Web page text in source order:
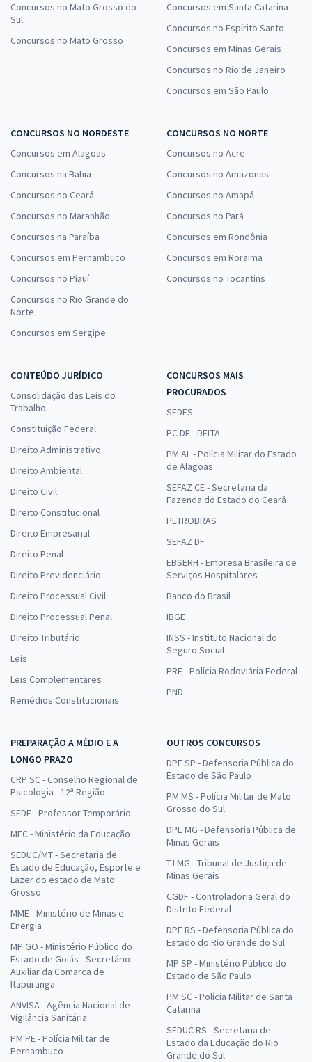
Concursos no Mato Grosso do
Sul
Concursos no Mato Grosso
Concursos em Santa Catarina
Concursos no Espírito Santo
Concursos em Minas Gerais
Concursos no Rio de Janeiro
Concursos em São Paulo
CONCURSOS NO NORDESTE
Concursos em Alagoas
Concursos na Bahia
Concursos no Ceará
Concursos no Maranhão
Concursos na Paraíba
Concursos em Pernambuco
Concursos no Piauí
Concursos no Rio Grande do
Norte
Concursos em Sergipe
CONCURSOS NO NORTE
Concursos no Acre
Concursos no Amazonas
Concursos no Amapá
Concursos no Pará
Concursos em Rondônia
Concursos em Roraima
Concursos no Tocantins
CONTEÚDO JURÍDICO
Consolidação das Leis do
Trabalho
Constituição Federal
Direito Administrativo
Direito Ambiental
Direito Civil
Direito Constitucional
Direito Empresarial
Direito Penal
Direito Previdenciário
Direito Processual Civil
Direito Processual Penal
Direito Tributário
Leis
Leis Complementares
Remédios Constitucionais
CONCURSOS MAIS
PROCURADOS
SEDES
PC DF - DELTA
PM AL - Polícia Militar do Estado
de Alagoas
SEFAZ CE - Secretaria da
Fazenda do Estado do Ceará
PETROBRAS
SEFAZ DF
EBSERH - Empresa Brasileira de
Serviços Hospitalares
Banco do Brasil
IBGE
INSS - Instituto Nacional do
Seguro Social
PRF - Polícia Rodoviária Federal
PND
PREPARAÇÃO A MÉDIO E A
LONGO PRAZO
CRP SC - Conselho Regional de
Psicologia - 12ª Região
SEDF - Professor Temporário
MEC - Ministério da Educação
SEDUC/MT - Secretaria de
Estado de Educação, Esporte e
Lazer do estado de Mato
Grosso
MME - Ministério de Minas e
Energia
MP GO - Ministério Público do
Estado de Goiás - Secretário
Auxiliar da Comarca de
Itapuranga
ANVISA - Agência Nacional de
Vigilância Sanitária
PM PE - Polícia Militar de
Pernambuco
OUTROS CONCURSOS
DPE SP - Defensoria Pública do
Estado de São Paulo
PM MS - Polícia Militar de Mato
Grosso do Sul
DPE MG - Defensoria Pública de
Minas Gerais
TJ MG - Tribunal de Justiça de
Minas Gerais
CGDF - Controladoria Geral do
Distrito Federal
DPE RS - Defensoria Pública do
Estado do Rio Grande do Sul
MP SP - Ministério Público do
Estado de São Paulo
PM SC - Polícia Militar de Santa
Catarina
SEDUC RS - Secretaria de
Estado da Educação do Rio
Grande do Sul